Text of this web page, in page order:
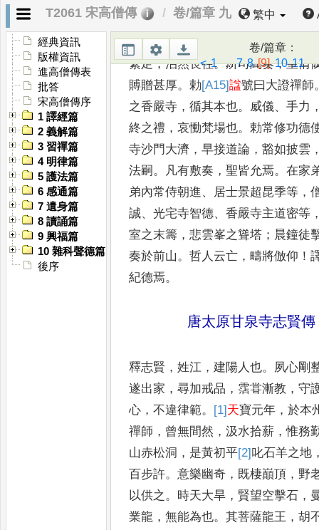
T2061 宋高僧傳 卷/篇章 九 繁中
經典資訊
版權資訊
進高僧傳表
批答
宋高僧傳序
1 譯經篇
2 義解篇
3 習禪篇
4 明律篇
5 護法篇
6 感通篇
7 遺身篇
8 讀誦篇
9 興福篇
10 雜科聲德篇
後序
卷/篇章 ：
< 1...7 8 [9] 10 11
知去辰 ，眾問後事 ， 乃曰：「
佛有
則無累矣。吾何言哉 ？」粵十年
纍足，泊然長往。所司聞奏，皇情
賻贈甚厚。勅[A15]諡號曰大證禪師
之香嚴寺 ，循其本也。 威儀、手力
終之禮 ，哀慟梵場也。勅常修功德
寺沙門大濟 ，早接道論 ，豁如披雲
法嗣。 凡有敷奏 ，聖皆允焉。在家
弟內常侍朝進、 居士景超昆季等 ，
誠、光宅寺智德、香嚴寺主道密等
室之末籌 ，悲雲峯之聳塔 ； 晨鐘徒
奏於前山。哲人云亡 ，疇將倣仰 ！
紀德焉。
唐太原甘泉寺志賢傳
釋志賢 ，姓江 ，建陽人也。
夙心剛
遂出家 ，尋加戒品 ， 霑甞漸教 ，守
心 ，不違律範。 [1]天寶元年 ，於本
禪師 ， 曾無間然 ，汲水拾薪 ，惟務
山赤松洞 ， 是黃初平[2]叱石羊之地
百步許。意樂幽奇 ， 既棲巔頂 ， 野
以供之 。 時天大旱 ， 賢望空擊石 ，
業龍 ，無能為也。其菩薩龍王 ，胡